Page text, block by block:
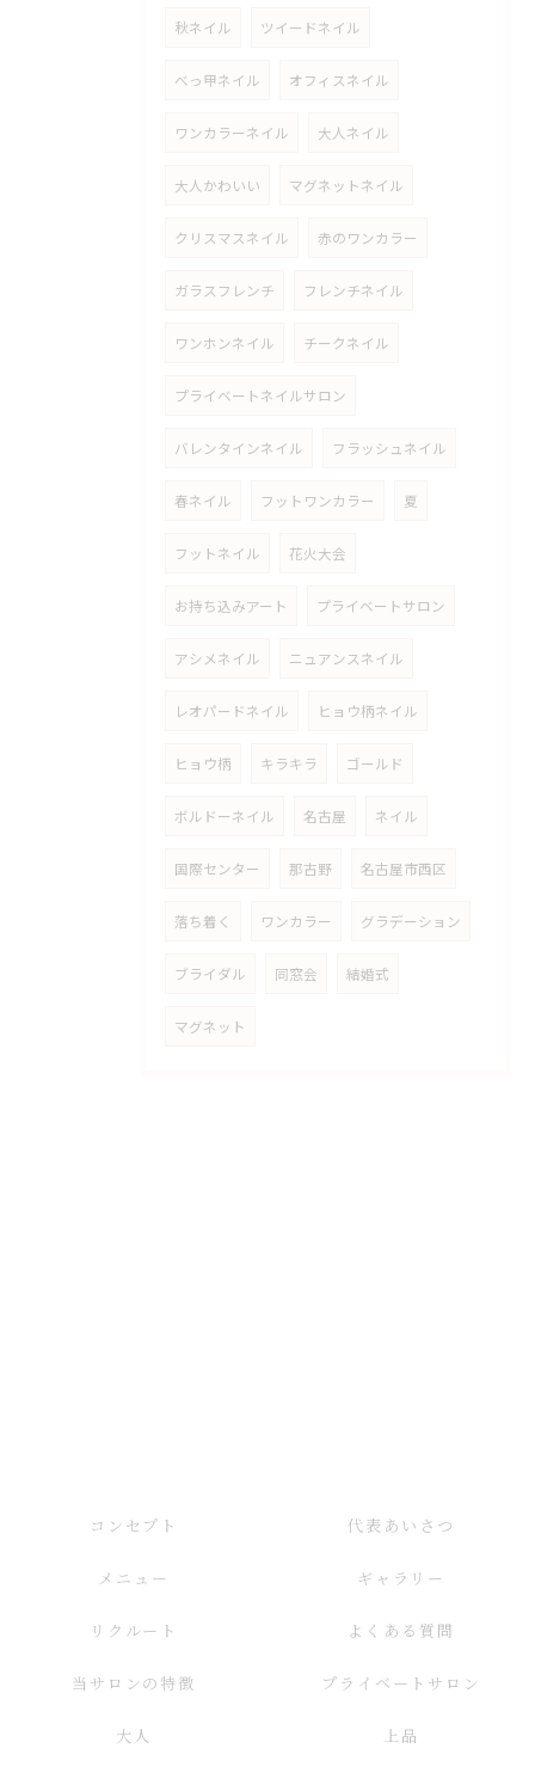
秋ネイル ツイードネイル
べっ甲ネイル オフィスネイル
ワンカラーネイル 大人ネイル
大人かわいい マグネットネイル
クリスマスネイル 赤のワンカラー
ガラスフレンチ フレンチネイル
ワンホンネイル チークネイル
プライベートネイルサロン
バレンタインネイル フラッシュネイル
春ネイル フットワンカラー 夏
フットネイル 花火大会
お持ち込みアート プライベートサロン
アシメネイル ニュアンスネイル
レオパードネイル ヒョウ柄ネイル
ヒョウ柄 キラキラ ゴールド
ボルドーネイル 名古屋 ネイル
国際センター 那古野 名古屋市西区
落ち着く ワンカラー グラデーション
ブライダル 同窓会 結婚式
マグネット
コンセプト 代表あいさつ
メニュー ギャラリー
リクルート よくある質問
当サロンの特徴 プライベートサロン
大人 上品